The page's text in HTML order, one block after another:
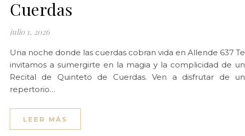
Cuerdas
julio 1, 2026
Una noche donde las cuerdas cobran vida en Allende 637 Te
invitamos a sumergirte en la magia y la complicidad de un
Recital de Quinteto de Cuerdas. Ven a disfrutar de un
repertorio…
LEER MÁS